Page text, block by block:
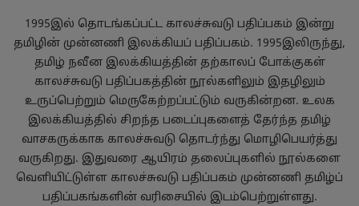
1995இல் தொடங்கப்பட்ட காலச்சுவடு பதிப்பகம் இன்று
தமிழின் முன்னணி இலக்கியப் பதிப்பகம். 1995இலிருந்து,
தமிழ் நவீன இலக்கியத்தின் தற்காலப் போக்குகள்
காலச்சுவடு பதிப்பகத்தின் நூல்களிலும் இதழிலும்
உருப்பெற்றும் மெருகேற்றப்பட்டும் வருகின்றன. உலக
இலக்கியத்தில் சிறந்த படைப்புகளைத் தேர்ந்த தமிழ்
வாசகருக்காக காலச்சுவடு தொடர்ந்து மொழிபெயர்த்து
வருகிறது. இதுவரை ஆயிரம் தலைப்புகளில் நூல்களை
வெளியிட்டுள்ள காலச்சுவடு பதிப்பகம் முன்னணி தமிழ்ப்
பதிப்பகங்களின் வரிசையில் இடம்பெற்றுள்ளது.